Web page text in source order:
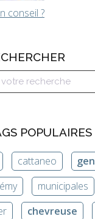
conseil ?
POPULAIRES
cattaneo
municipales
chevreuse